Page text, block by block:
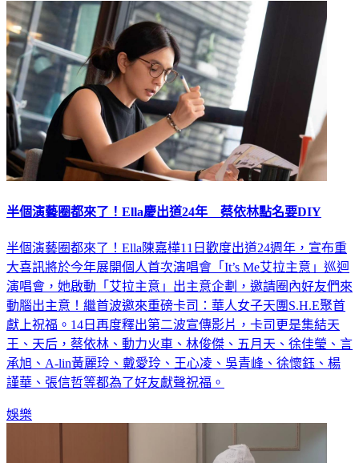
半個演藝圈都來了！Ella慶出道24年 蔡依林點名要DIY
半個演藝圈都來了！Ella陳嘉樺11日歡度出道24週年，宣布重
大喜訊將於今年展開個人首次演唱會「It’s Me艾拉主意」巡迴
演唱會，她啟動「艾拉主意」出主意企劃，邀請圈內好友們來
動腦出主意！繼首波邀來重磅卡司：華人女子天團S.H.E聚首
獻上祝福。14日再度釋出第二波宣傳影片，卡司更是集結天
王、天后，蔡依林、動力火車、林俊傑、五月天、徐佳瑩、言
承旭、A-lin黃麗玲、戴愛玲、王心凌、吳青峰、徐懷鈺、楊
謹華、張信哲等都為了好友獻聲祝福。
娛樂